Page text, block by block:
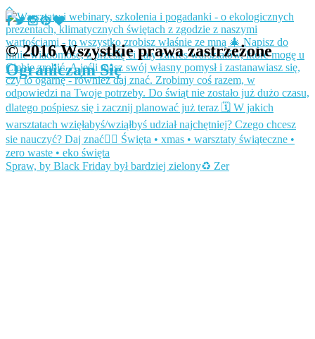
Spraw, by Black Friday był bardziej zielony♻️ Zer
© 2016 Wszystkie prawa zastrzeżone
Ograniczam Się